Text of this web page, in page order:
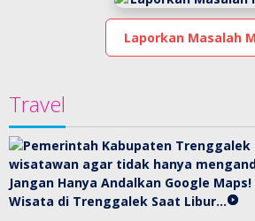
Laporkan Masalah
Travel
Jangan Hanya Andalkan Google
Wisata di Trenggalek Saat Libur…